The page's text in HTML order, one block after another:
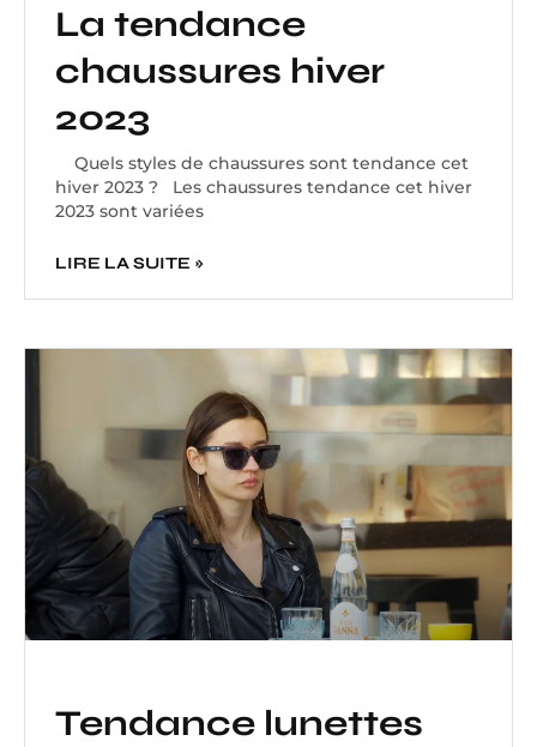
La tendance
chaussures hiver
2023
Quels styles de chaussures sont tendance cet
hiver 2023 ? Les chaussures tendance cet hiver
2023 sont variées
LIRE LA SUITE »
Tendance lunettes